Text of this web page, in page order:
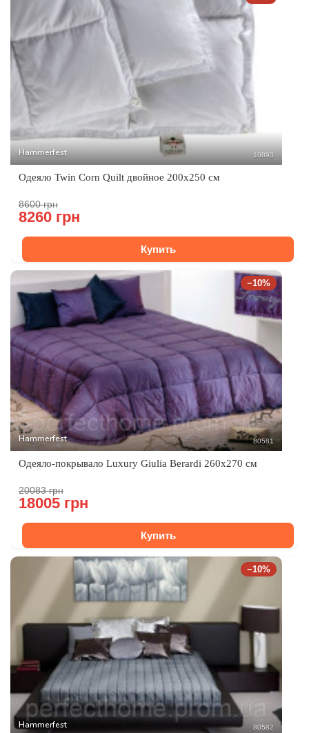
Hammerfest 10893
Одеяло Twin Corn Quilt двойное 200х250 см
8600 грн
8260 грн
Купить
−10%
Hammerfest 80581
Одеяло-покрывало Luxury Giulia Berardi 260x270 см
20083 грн
18005 грн
Купить
−10%
Hammerfest 80582